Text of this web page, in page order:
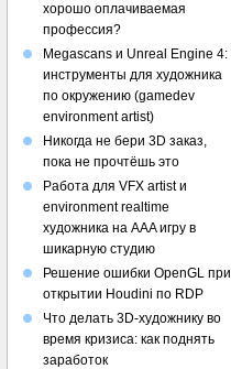
хорошо оплачиваемая
профессия?
Megascans и Unreal Engine 4:
инструменты для художника
по окружению (gamedev
environment artist)
Никогда не бери 3D заказ,
пока не прочтёшь это
Работа для VFX artist и
environment realtime
художника на AAA игру в
шикарную студию
Решение ошибки OpenGL при
открытии Houdini по RDP
Что делать 3D-художнику во
время кризиса: как поднять
заработок